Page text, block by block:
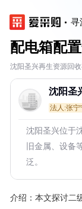
寻
配电箱配
沈阳圣兴再生资源回收
沈阳圣
法人:张宁
沈阳圣兴位于
旧金属、设备
泛。
介绍： 本文探讨二